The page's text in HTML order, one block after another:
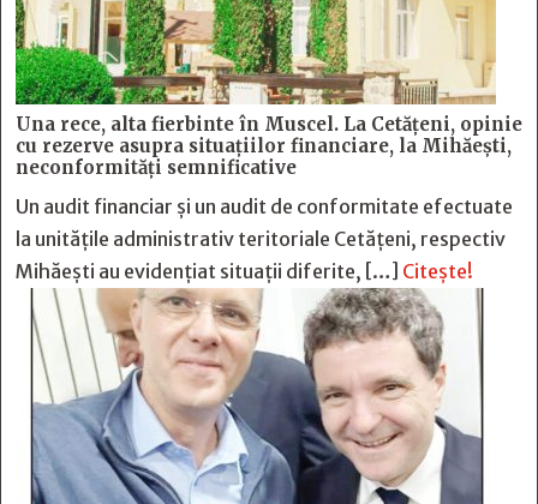
Una rece, alta fierbinte în Muscel. La Cetăţeni, opinie
cu rezerve asupra situaţiilor financiare, la Mihăeşti,
neconformităţi semnificative
Un audit financiar și un audit de conformitate efectuate
la unitățile administrativ teritoriale Cetățeni, respectiv
Mihăești au evidențiat situații diferite, […] Citește!